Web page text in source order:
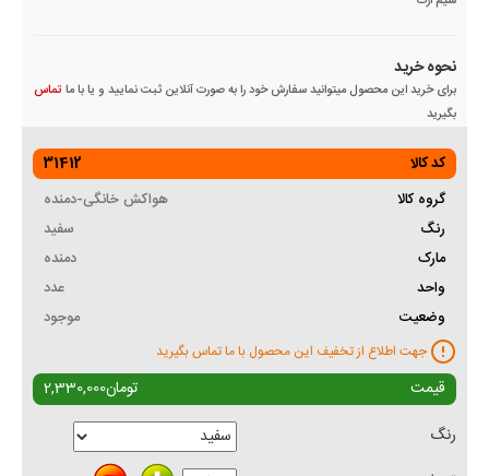
نحوه خرید
برای خرید این محصول میتوانید سفارش خود را به صورت آنلاین ثبت نمایید و یا با ما تماس
بگیرید
کد کالا
31412
گروه کالا
هواکش خانگی-دمنده
رنگ
سفید
مارک
دمنده
واحد
عدد
وضعیت
موجود
جهت اطلاع از تخفیف این محصول با ما تماس بگیرید
قیمت 2,330,000تومان
رنگ